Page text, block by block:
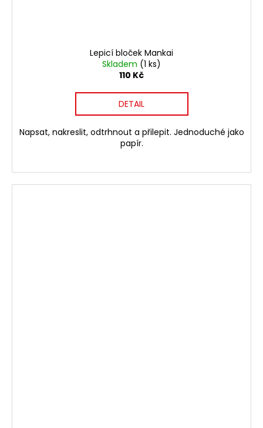
Lepicí bloček Mankai
Skladem (1 ks)
110 Kč
DETAIL
Napsat, nakreslit, odtrhnout a přilepit. Jednoduché jako
papír.